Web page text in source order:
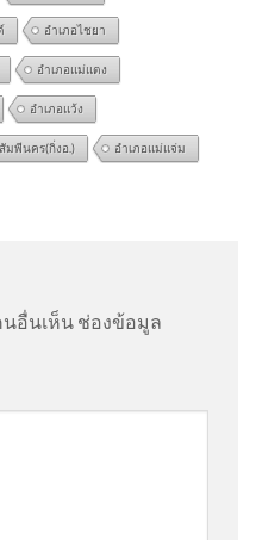
อำเภอไชยา
อำเภอแม่แตง
อำเภอแว้ง
มพีนคร(กิ่งอ.) อำเภอแม่แจ่ม
างกึ้ด ต.อินทขิล อ.แม่แตง
นี้กำลังดูทางทีวี…”
อื่นเห็น ช่องข้อมูล